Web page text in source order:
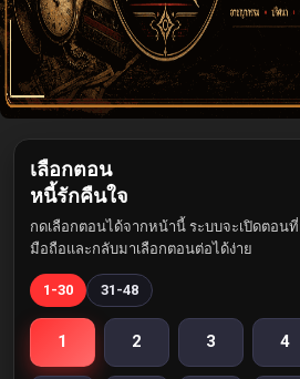
เลือกตอน
หนี้รักคืนใจ
กดเลือกตอนได้จากหน้านี้ ระบบจะเปิดตอน
มือถือและกลับมาเลือกตอนต่อได้ง่าย
1-30 31-48
1 2 3 4